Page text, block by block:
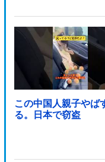
この中国人親子やば
る。日本で窃盗